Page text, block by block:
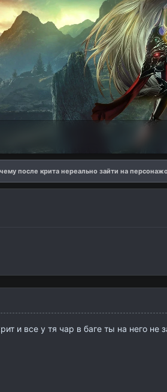
после крита нереально зайти на
и все у тя чар в баге ты на него